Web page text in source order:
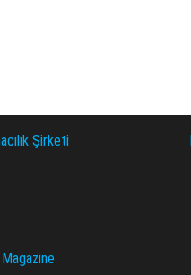
Şirketi
Magazine